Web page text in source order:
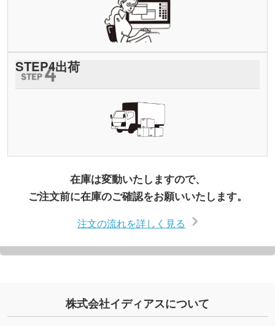
STEP4出荷
在庫は変動いたしますので、
ご注文前に在庫のご確認をお願いいたします。
注文の流れを詳しく見る
株式会社イディアスについて